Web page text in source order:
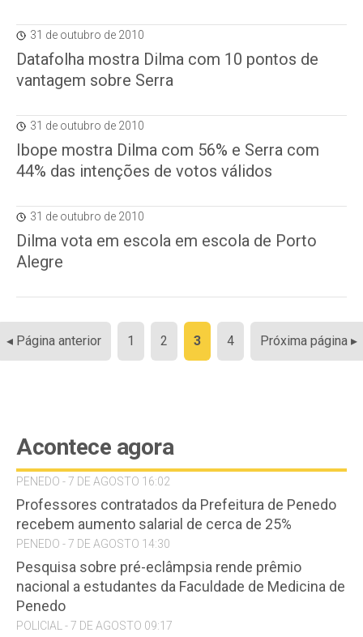
31 de outubro de 2010
Datafolha mostra Dilma com 10 pontos de
vantagem sobre Serra
31 de outubro de 2010
Ibope mostra Dilma com 56% e Serra com
44% das intenções de votos válidos
31 de outubro de 2010
Dilma vota em escola em escola de Porto
Alegre
Paginação
de
◂ Página anterior 1 2 3 4 Próxima página ▸
Acontece agora
PENEDO - 7 DE AGOSTO 16:02
Professores contratados da Prefeitura de Penedo
recebem aumento salarial de cerca de 25%
PENEDO - 7 DE AGOSTO 14:30
Pesquisa sobre pré-eclâmpsia rende prêmio
nacional a estudantes da Faculdade de Medicina de
Penedo
POLICIAL - 7 DE AGOSTO 09:17